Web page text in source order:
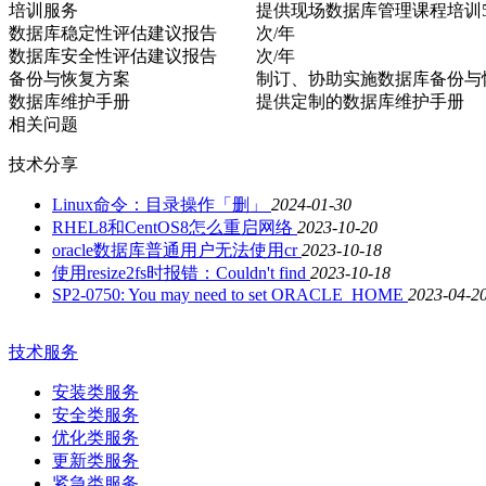
培训服务
提供现场数据库管理课程培训
数据库稳定性评估建议报告
次/年
数据库安全性评估建议报告
次/年
备份与恢复方案
制订、协助实施数据库备份与
数据库维护手册
提供定制的数据库维护手册
相关问题
技术分享
Linux命令：目录操作「删」 2024-01-30
RHEL8和CentOS8怎么重启网络 2023-10-20
oracle数据库普通用户无法使用cr2023-10-18
使用resize2fs时报错：Couldn't find 2023-10-18
SP2-0750: You may need to set ORACLE_HOME 2023-04-
技术服务
安装类服务
安全类服务
优化类服务
更新类服务